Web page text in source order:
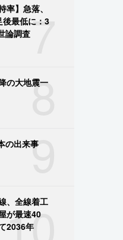
7
率】急落、
後最低に：3
論調査
8
の大地震一
9
の出来事
10
、全線着工
が最速40
2036年